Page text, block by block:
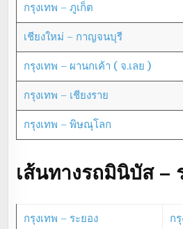
กรุงเทพ – ภูเก็ต
เชียงใหม่ – กาญจนบุรี
กรุงเทพ – ผานกเค้า ( จ.เลย )
กรุงเทพ – เชียงราย
กรุงเทพ – พิษณุโลก
เส้นทางรถมินิบัส –
กรุงเทพ – ระยอง ก